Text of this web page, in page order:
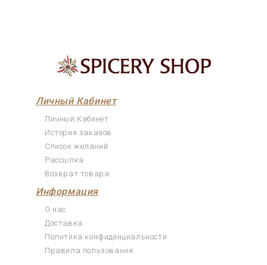
Личный Кабинет
Личный Кабинет
История заказов
Список желаний
Рассылка
Возврат товара
Информация
О нас
Доставка
Политика конфиденциальности
Правила пользования